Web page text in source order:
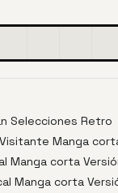
Selecciones Retro
Manga
Manga corta
Manga corta